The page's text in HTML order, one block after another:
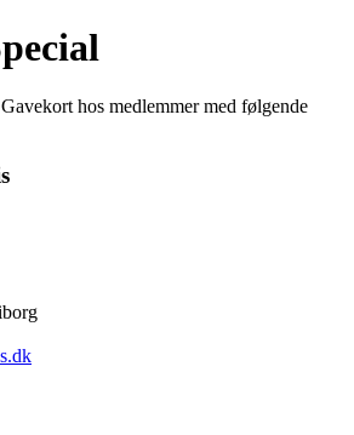
hos medlemmer med følgende